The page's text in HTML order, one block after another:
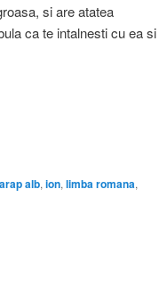
si are atatea
ca te intalnesti cu ea si
alb, ion, limba romana,